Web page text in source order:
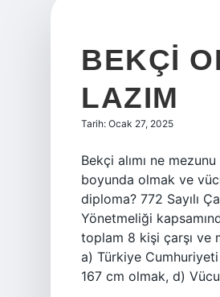
BEKÇI
LAZIM
Tarih: Ocak 27, 2025
Bekçi alımı ne
boyunda olmak ve
diploma? 772 Sayılı
Yönetmeliği
toplam 8 kişi çarşı ve
a) Türkiye
167 cm olmak, d)